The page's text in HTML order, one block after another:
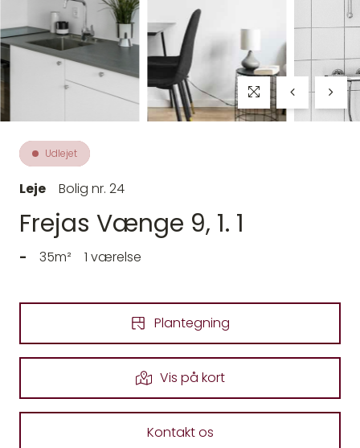
Udlejet
Leje Bolig nr. 24
Frejas Vænge 9, 1. 1
- 35m² 1 værelse
Plantegning
Vis på kort
Kontakt os